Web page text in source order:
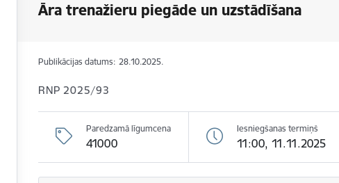
Āra trenažieru piegāde un uzstādīšana
Publikācijas datums: 28.10.2025.
RNP 2025/93
Paredzamā līgumcena
41000
Iesniegšanas termiņš
11:00, 11.11.2025